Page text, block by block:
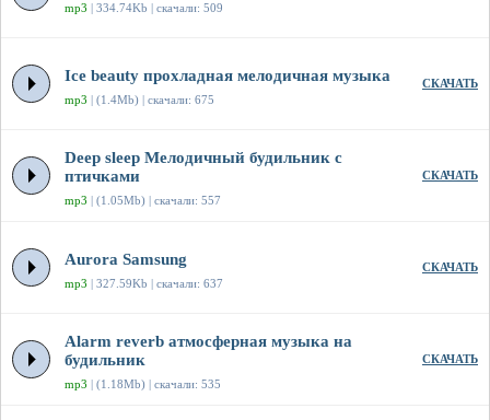
mp3 | 334.74Kb | скачали: 509
Ice beauty прохладная мелодичная музыка
mp3 | (1.4Mb) | скачали: 675
СКАЧАТЬ
Deep sleep Мелодичный будильник с
птичками
mp3 | (1.05Mb) | скачали: 557
СКАЧАТЬ
Aurora Samsung
mp3 | 327.59Kb | скачали: 637
СКАЧАТЬ
Alarm reverb атмосферная музыка на
будильник
mp3 | (1.18Mb) | скачали: 535
СКАЧАТЬ